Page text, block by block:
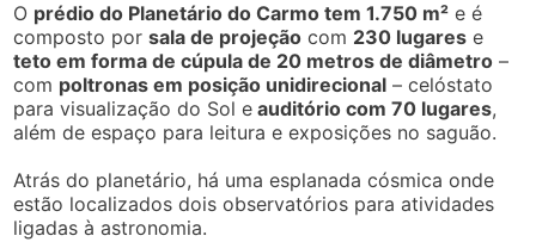
O prédio do Planetário do Carmo tem 1.750 m² e é
composto porsala de projeção com 230 lugares e
teto em forma de cúpula de 20 metros de diâmetro –
com poltronas em posição unidirecional – celóstato
para visualização do Sol e auditório com 70 lugares,
além de espaço para leitura e exposições no saguão.
Atrás do planetário, há uma esplanada cósmica onde
estão localizados dois observatórios para atividades
ligadas à astronomia.